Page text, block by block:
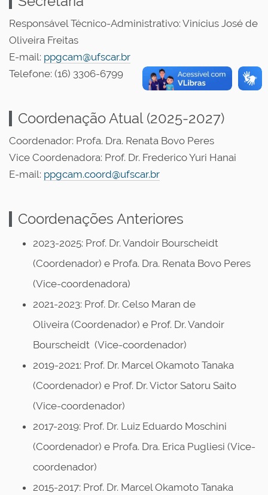
Responsável Técnico-Administrativo: Vinícius José de
Oliveira Freitas
E-mail: ppgcam@ufscar.br
Telefone: (16) 3306-6799
Coordenação Atual (2025-2027)
Coordenador: Profa. Dra. Renata Bovo Peres
Vice Coordenadora: Prof. Dr. Frederico Yuri Hanai
E-mail: ppgcam.coord@ufscar.br
Coordenações Anteriores
2023-2025: Prof. Dr. Vandoir Bourscheidt
(Coordenador) e Profa. Dra. Renata Bovo Peres
(Vice-coordenadora)
2021-2023: Prof. Dr. Celso Maran de
Oliveira (Coordenador) e Prof. Dr. Vandoir
Bourscheidt (Vice-coordenador)
2019-2021: Prof. Dr. Marcel Okamoto Tanaka
(Coordenador) e Prof. Dr. Victor Satoru Saito
(Vice-coordenador)
2017-2019: Prof. Dr. Luiz Eduardo Moschini
(Coordenador) e Profa. Dra. Erica Pugliesi (Vice-
coordenador)
2015-2017: Prof. Dr. Marcel Okamoto Tanaka